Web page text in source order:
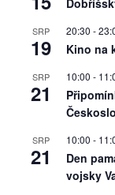
SRP
19
20:30 -
Kino na
SRP
21
10:00 -
SRP
21
10:00 -
Den
vojsky